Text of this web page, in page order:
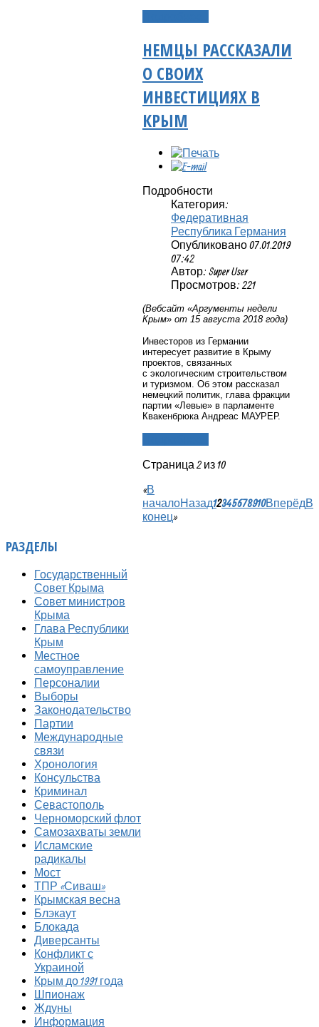
НЕМЦЫ РАССКАЗАЛИ
О СВОИХ
ИНВЕСТИЦИЯХ В
КРЫМ
Подробности
Категория:
Федеративная
Республика Германия
Опубликовано 07.01.2019
07:42
Автор: Super User
Просмотров: 221
(Вебсайт «Аргументы недели
Крым» от 15 августа 2018 года)
Инвесторов из Германии
интересует развитие в Крыму
проектов, связанных
с экологическим строительством
и туризмом. Об этом рассказал
немецкий политик, глава фракции
партии «Левые» в парламенте
Квакенбрюка Андреас МАУРЕР.
Страница 2 из 10
«В
началоНазад12345678910ВперёдВ
конец»
РАЗДЕЛЫ
Государственный
Совет Крыма
Совет министров
Крыма
Глава Республики
Крым
Местное
самоуправление
Персоналии
Выборы
Законодательство
Партии
Международные
связи
Хронология
Консульства
Криминал
Севастополь
Черноморский флот
Самозахваты земли
Исламские
радикалы
Мост
ТПР «Сиваш»
Крымская весна
Блэкаут
Блокада
Диверсанты
Конфликт с
Украиной
Крым до 1991 года
Шпионаж
Ждуны
Информация